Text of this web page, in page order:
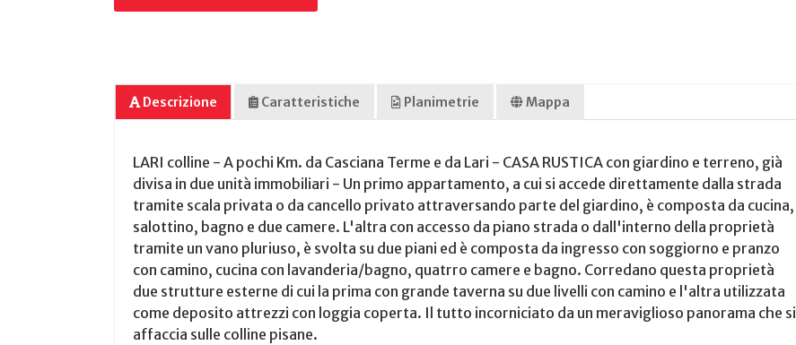
Descrizione Caratteristiche Planimetrie Mappa
LARI colline - A pochi Km. da Casciana Terme e da Lari - CASA RUSTICA con giardino e terreno, già
divisa in due unità immobiliari - Un primo appartamento, a cui si accede direttamente dalla strada
tramite scala privata o da cancello privato attraversando parte del giardino, è composta da cucina,
salottino, bagno e due camere. L'altra con accesso da piano strada o dall'interno della proprietà
tramite un vano pluriuso, è svolta su due piani ed è composta da ingresso con soggiorno e pranzo
con camino, cucina con lavanderia/bagno, quatrro camere e bagno. Corredano questa proprietà
due strutture esterne di cui la prima con grande taverna su due livelli con camino e l'altra utilizzata
come deposito attrezzi con loggia coperta. Il tutto incorniciato da un meraviglioso panorama che si
affaccia sulle colline pisane.